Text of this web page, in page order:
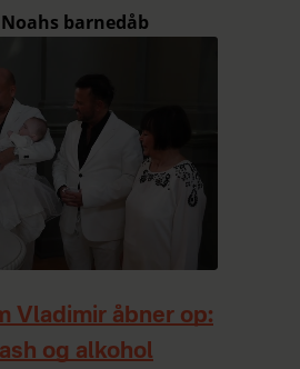
Vladimir åbner op:
og alkohol